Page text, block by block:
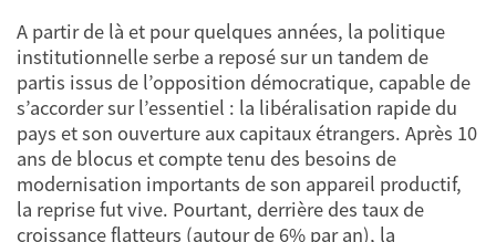
A partir de là et pour quelques années, la politique
institutionnelle serbe a reposé sur un tandem de
partis issus de l’opposition démocratique, capable de
s’accorder sur l’essentiel : la libéralisation rapide du
pays et son ouverture aux capitaux étrangers. Après 10
ans de blocus et compte tenu des besoins de
modernisation importants de son appareil productif,
la reprise fut vive. Pourtant, derrière des taux de
croissance flatteurs (autour de 6% par an), la